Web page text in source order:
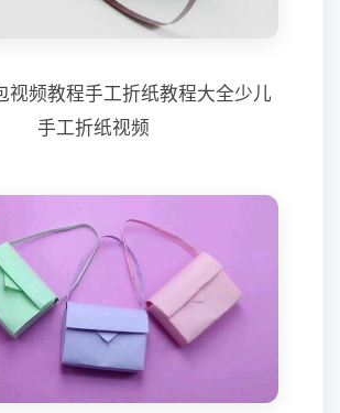
视频教程手工折纸教程大全少儿
手工折纸视频